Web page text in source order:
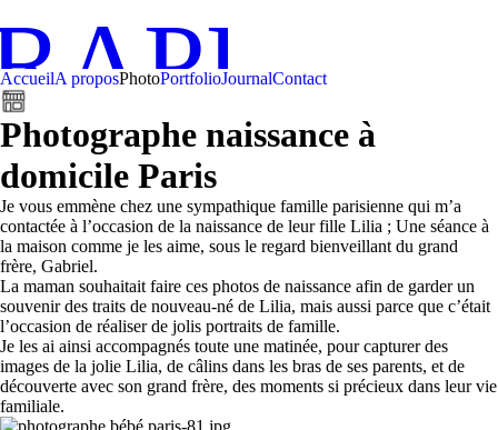
AccueilA proposPhotoPortfolioJournalContact
Photographe naissance à
domicile Paris
Je vous emmène chez une sympathique famille parisienne qui m’a
contactée à l’occasion de la naissance de leur fille Lilia ; Une séance à
la maison comme je les aime, sous le regard bienveillant du grand
frère, Gabriel.
La maman souhaitait faire ces photos de naissance afin de garder un
souvenir des traits de nouveau-né de Lilia, mais aussi parce que c’était
l’occasion de réaliser de jolis portraits de famille.
Je les ai ainsi accompagnés toute une matinée, pour capturer des
images de la jolie Lilia, de câlins dans les bras de ses parents, et de
découverte avec son grand frère, des moments si précieux dans leur vie
familiale.